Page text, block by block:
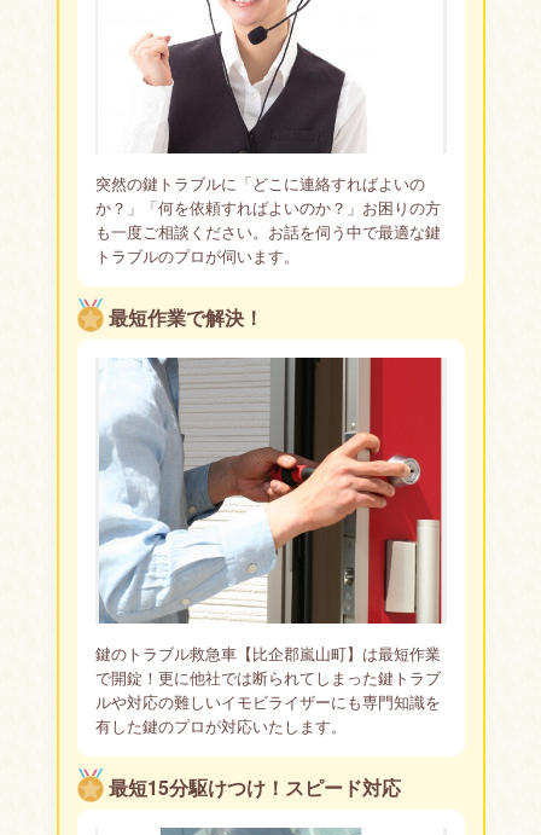
他社で断られた極めて難しいピッキングも経験から培った
「技術力」「対応力」を駆使し対応しています。
イモビライザーの対応などにも当社の熟練スタッフが誠心
誠意に対応します。
※鍵交換や補助錠などの新規の取付けやその他特殊なケー
スな場合、お日にちをいただくことがございます。
玄関、金庫の鍵をなくして困ったり、鍵折れによる解錠が
困難な場合ははもちろん
車やバイクのインロック（鍵の閉じ込め）による開錠およ
びキーの作成も現場で対応します。
金庫は家庭用から業務用までお任せ下さい。まずはおなじ
みの出張鍵屋「カギのトラブル救急車」までお電話下さ
突然の鍵トラブルに「どこに連絡すればよいの
か？」「何を依頼すればよいのか？」お困りの方
も一度ご相談ください。お話を伺う中で最適な鍵
トラブルのプロが伺います。
最短作業で解決！
鍵のトラブル救急車【比企郡嵐山町】は最短作業
で開錠！更に他社では断られてしまった鍵トラブ
ルや対応の難しいイモビライザーにも専門知識を
有した鍵のプロが対応いたします。
最短15分駆けつけ！スピード対応